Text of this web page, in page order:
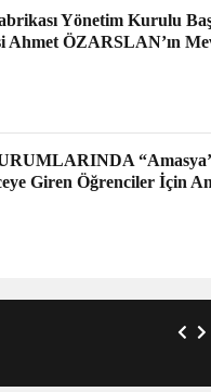
Yönetim Kurulu
Ahmet ÖZARSLAN’ın
Giren Öğrenciler İçin